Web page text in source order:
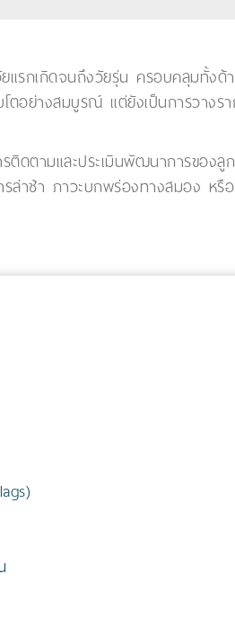
วัยแรกเกิดจนถึงวัยรุ่น ครอบคลุม
อย่างสมบูรณ์ แต่ยังเป็นการวางร
ตามและประเมินพัฒนาการของลู
ช้า ภาวะบกพร่องทางสมอง หรือ